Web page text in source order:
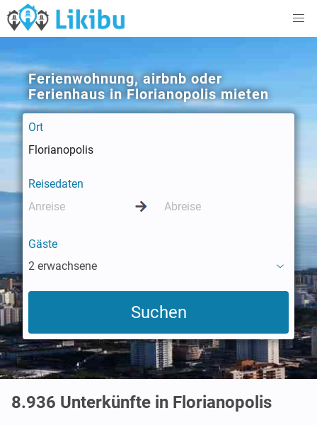
Ferienwohnung, airbnb oder
Ferienhaus in Florianopolis mieten
Ort
Reisedaten
Gäste
2 erwachsene
8.936 Unterkünfte in Florianopolis